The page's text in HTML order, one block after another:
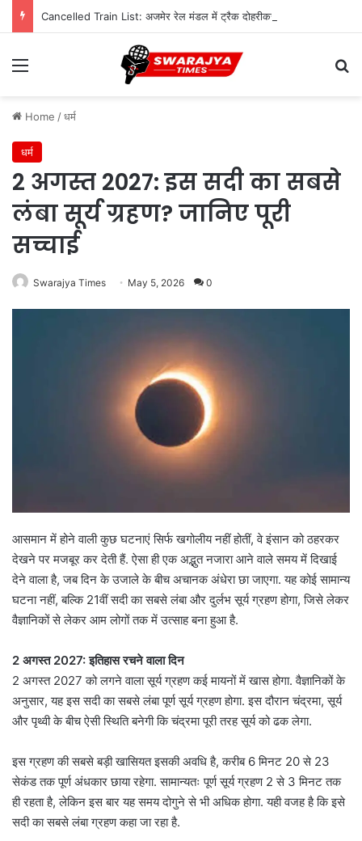
Menu
Home /धर्म
धर्म
2 अगस्त 2027: इस सदी का सबसे
लंबा सूर्य ग्रहण? जानिए पूरी
सच्चाई
Swarajya Times May 5, 2026 0
आसमान में होने वाली कुछ घटनाएं सिर्फ खगोलीय नहीं होतीं, वे इंसान को ठहरकर
देखने पर मजबूर कर देती हैं. ऐसा ही एक अद्भुत नजारा आने वाले समय में दिखाई
देने वाला है, जब दिन के उजाले के बीच अचानक अंधेरा छा जाएगा. यह कोई सामान्य
घटना नहीं, बल्कि 21वीं सदी का सबसे लंबा और दुर्लभ सूर्य ग्रहण होगा, जिसे लेकर
वैज्ञानिकों से लेकर आम लोगों तक में उत्साह बना हुआ है.
2 अगस्त 2027: इतिहास रचने वाला दिन
2 अगस्त 2027 को लगने वाला सूर्य ग्रहण कई मायनों में खास होगा. वैज्ञानिकों के
अनुसार, यह इस सदी का सबसे लंबा पूर्ण सूर्य ग्रहण होगा. इस दौरान चंद्रमा, सूर्य
और पृथ्वी के बीच ऐसी स्थिति बनेगी कि चंद्रमा पूरी तरह सूर्य को ढक लेगा.
इस ग्रहण की सबसे बड़ी खासियत इसकी अवधि है, करीब 6 मिनट 20 से 23
सेकंड तक पूर्ण अंधकार छाया रहेगा. सामान्यतः पूर्ण सूर्य ग्रहण 2 से 3 मिनट तक
ही रहता है, लेकिन इस बार यह समय दोगुने से भी अधिक होगा. यही वजह है कि इसे
सदी का सबसे लंबा ग्रहण कहा जा रहा है.